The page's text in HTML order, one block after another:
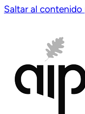
Saltar al contenido